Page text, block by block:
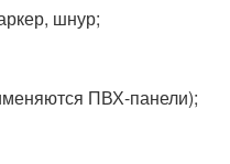
шнур;
ПВХ-панели);